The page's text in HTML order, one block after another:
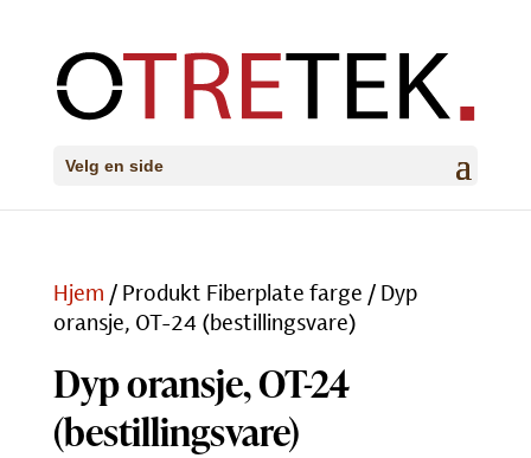
Velg en side
Hjem / Produkt Fiberplate farge / Dyp
oransje, OT-24 (bestillingsvare)
Dyp oransje, OT-24
(bestillingsvare)